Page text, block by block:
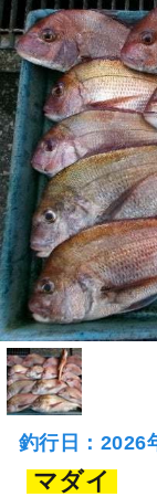
釣行日：2026
マダイ